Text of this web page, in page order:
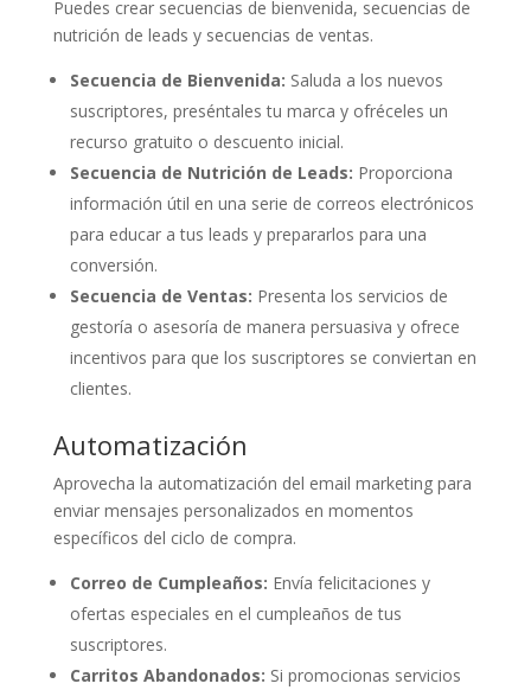
Puedes crear secuencias de bienvenida, secuencias de
nutrición de leads y secuencias de ventas.
Secuencia de Bienvenida: Saluda a los nuevos
suscriptores, preséntales tu marca y ofréceles un
recurso gratuito o descuento inicial.
Secuencia de Nutrición de Leads: Proporciona
información útil en una serie de correos electrónicos
para educar a tus leads y prepararlos para una
conversión.
Secuencia de Ventas: Presenta los servicios de
gestoría o asesoría de manera persuasiva y ofrece
incentivos para que los suscriptores se conviertan en
clientes.
Automatización
Aprovecha la automatización del email marketing para
enviar mensajes personalizados en momentos
específicos del ciclo de compra.
Correo de Cumpleaños: Envía felicitaciones y
ofertas especiales en el cumpleaños de tus
suscriptores.
Carritos Abandonados: Si promocionas servicios